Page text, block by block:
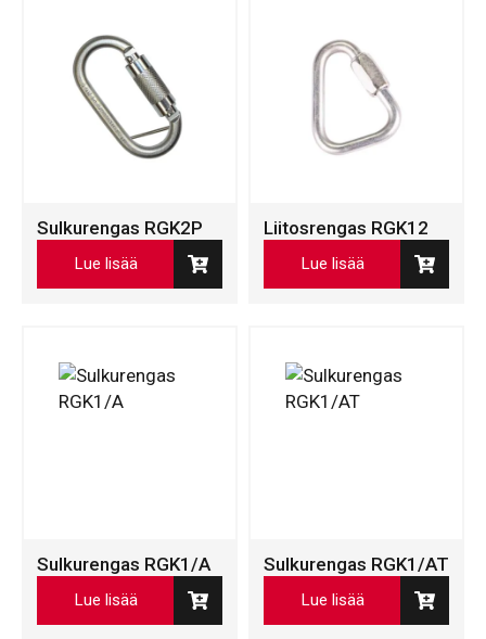
Sulkurengas RGK2P
Lue lisää
Liitosrengas RGK12
Lue lisää
Sulkurengas RGK1/A
Lue lisää
Sulkurengas RGK1/AT
Lue lisää